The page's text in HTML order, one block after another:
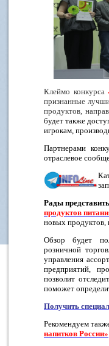
Клеймо конкурса
признанные
продуктов,
будет также
игрокам,
Партнерами
отраслевое
Рады
продуктов
новых продуктов,
Обзор будет
розничной
управления
предприятий,
позволит
поможет
Получить
Рекомендуем
напитков России»